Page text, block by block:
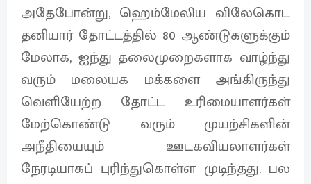
அதேபோன்று, ஹெம்மேலிய விலேகொட
தனியார் தோட்டத்தில் 80 ஆண்டுகளுக்கும்
மேலாக, ஐந்து தலைமுறைகளாக வாழ்ந்து
வரும் மலையக மக்களை அங்கிருந்து
வெளியேற்ற தோட்ட உரிமையாளர்கள்
மேற்கொண்டு வரும் முயற்சிகளின்
அநீதியையும் ஊடகவியலாளர்கள்
நேரடியாகப் புரிந்துகொள்ள முடிந்தது. பல